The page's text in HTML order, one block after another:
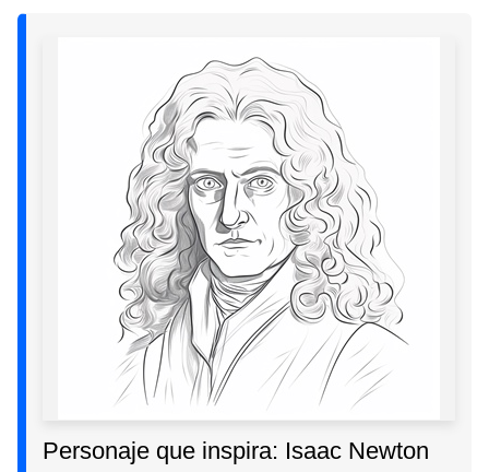
Personaje que inspira: Isaac Newton